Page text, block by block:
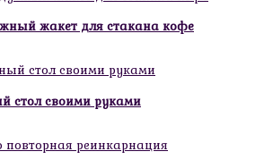
жакет для стакана кофе
стол своими руками